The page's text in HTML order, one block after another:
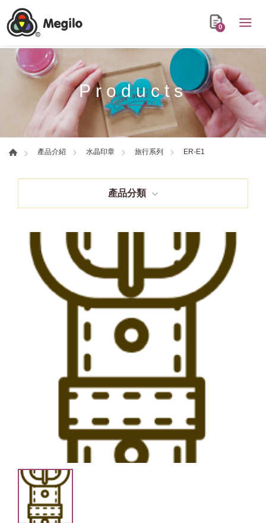
0
Products
產品介紹 水晶印章 旅行系列 ER-E1
產品分類